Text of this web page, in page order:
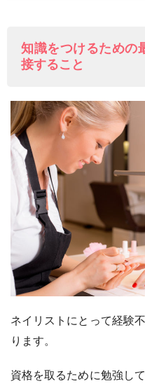
知識をつけるための
接すること
ネイリストにとって経験
ります。
資格を取るために勉強し